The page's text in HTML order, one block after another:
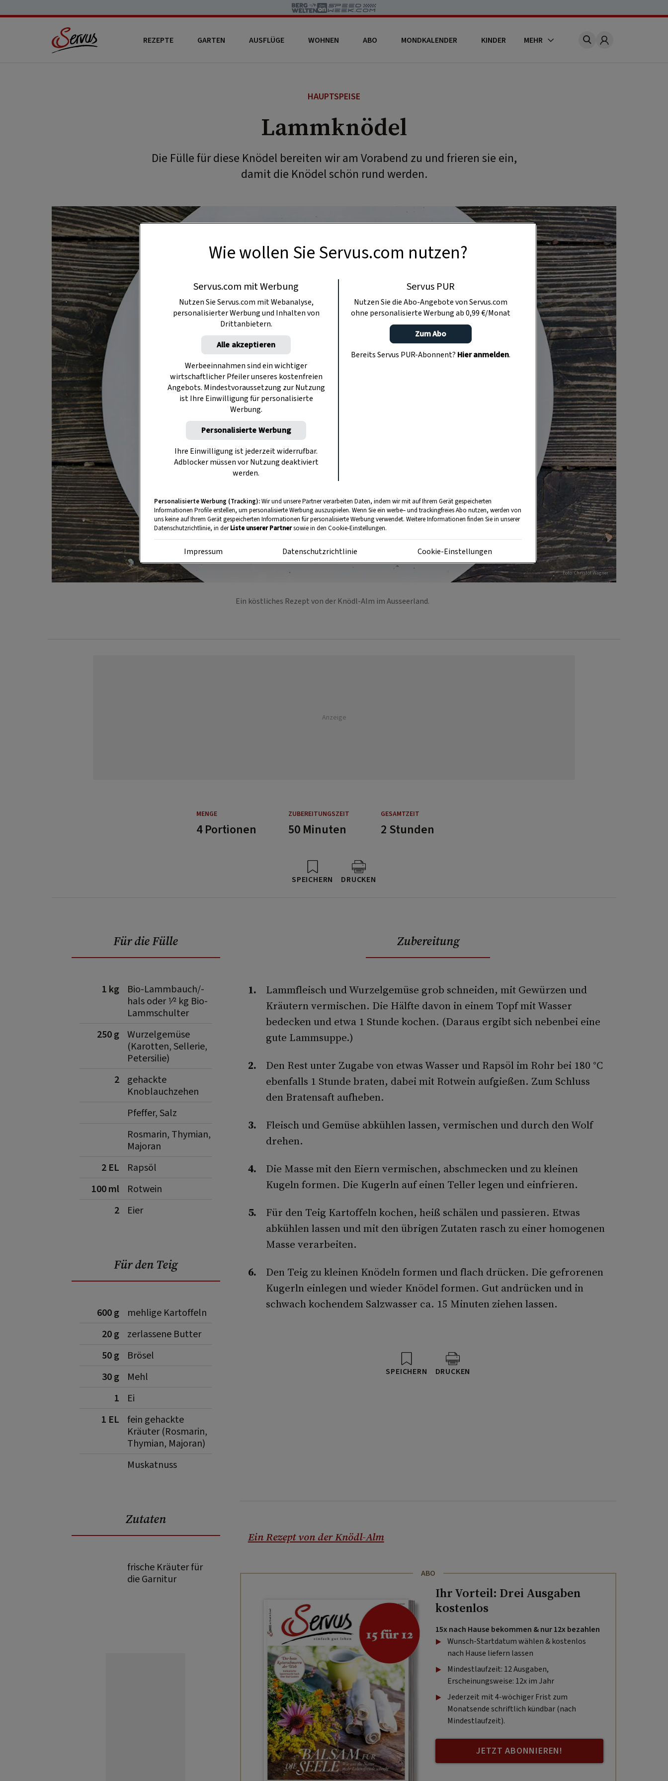
REZEPTE GARTEN AUSFLÜGE WOHNEN ABO MONDKALENDER KINDER MEHR Account
HAUPTSPEISE
Lammknödel
Die Fülle für diese Knödel bereiten wir am Vorabend zu und frieren sie ein,
damit die Knödel schön rund werden.
Foto: Christof Wagner
Ein köstliches Rezept von der Knödl-Alm im Ausseerland.
Anzeige
MENGE ZUBEREITUNGSZEIT GESAMTZEIT
4 Portionen 50 Minuten 2 Stunden
SPEICHERN DRUCKEN
Für die Fülle
1 kg
Bio-Lammbauch/-
hals oder 1⁄2 kg Bio-
Lammschulter
250 g Wurzelgemüse
(Karotten, Sellerie,
Petersilie)
2
gehackte
Knoblauchzehen
Pfeffer, Salz
Rosmarin, Thymian,
Majoran
2 EL
Rapsöl
100 ml
Rotwein
2
Eier
Für den Teig
600 g
mehlige Kartoffeln
20 g
zerlassene Butter
50 g
Brösel
30 g
Mehl
1
Ei
1 EL
fein gehackte
Kräuter (Rosmarin,
Thymian, Majoran)
Muskatnuss
Zutaten
frische Kräuter für
die Garnitur
Zubereitung
Lammfleisch und Wurzelgemüse grob schneiden, mit Gewürzen und
Kräutern vermischen. Die Hälfte davon in einem Topf mit Wasser
bedecken und etwa 1 Stunde kochen. (Daraus ergibt sich nebenbei eine
gute Lammsuppe.)
Den Rest unter Zugabe von etwas Wasser und Rapsöl im Rohr bei 180 °C
ebenfalls 1 Stunde braten, dabei mit Rotwein auf­gießen. Zum Schluss
den Bratensaft auf­heben.
Fleisch und Gemüse abkühlen lassen, vermischen und durch den Wolf
drehen.
Die Masse mit den Eiern vermischen, abschmecken und zu kleinen
Kugeln formen. Die Kugerln auf einen Teller legen und einfrieren.
Für den Teig Kartoffeln kochen, heiß schälen und passieren. Etwas
abkühlen lassen und mit den übrigen Zutaten rasch zu ei­ner homogenen
Masse verarbeiten.
Den Teig zu kleinen Knödeln formen und flach drücken. Die gefrorenen
Kugerln einlegen und wieder Knödel formen. Gut andrücken und in
schwach kochendem Salzwasser ca. 15 Minuten ziehen lassen.
SPEICHERN DRUCKEN
Ein Rezept von der Knödl-Alm
ABO
Ihr Vorteil: Drei Ausgaben
kostenlos
15x nach Hause bekommen & nur 12x bezahlen
Wunsch-Startdatum wählen & kostenlos
nach Hause liefern lassen
Mindestlaufzeit: 12 Ausgaben,
Erscheinungsweise: 12x im Jahr
Jederzeit mit 4-wöchiger Frist zum
Monatsende schriftlich kündbar (nach
Mindestlaufzeit).
JETZT ABONNIEREN!
Wie wollen Sie Servus.com nutzen?
Servus.com mit Werbung
Nutzen Sie Servus.com mit Webanalyse,
personalisierter Werbung und Inhalten von
Drittanbietern.
Alle akzeptieren
Werbeeinnahmen sind ein wichtiger
wirtschaftlicher Pfeiler unseres kostenfreien
Angebots. Mindestvoraussetzung zur Nutzung
ist Ihre Einwilligung für personalisierte
Werbung.
Personalisierte Werbung
Ihre Einwilligung ist jederzeit widerrufbar.
Adblocker müssen vor Nutzung deaktiviert
werden.
Servus PUR
Nutzen Sie die Abo-Angebote von Servus.com
ohne personalisierte Werbung ab 0,99 €/Monat
Zum Abo
Bereits Servus PUR-Abonnent? Hier anmelden.
Personalisierte Werbung (Tracking):Wir und unsere Partner verarbeiten Daten, indem wir mit auf Ihrem Gerät gespeicherten
Informationen Profile erstellen, um personalisierte Werbung auszuspielen. Wenn Sie ein werbe– und trackingfreies Abo nutzen, werden von
uns keine auf Ihrem Gerät gespeicherten Informationen für personalisierte Werbung verwendet. Weitere Informationen finden Sie in unserer
Datenschutzrichtlinie, in derListe unserer Partnersowie in den Cookie-Einstellungen.
Impressum Datenschutzrichtlinie Cookie-Einstellungen